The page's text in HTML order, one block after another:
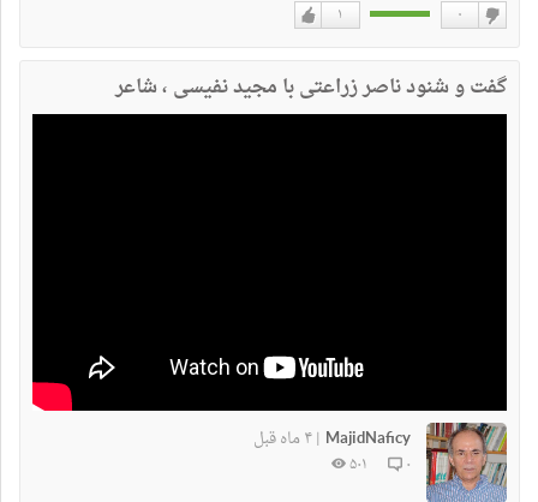
۱ ۰
گفت و شنود ناصر زراعتی با مجید نفیسی ، شاعر
MajidNaficy
|۴ ماه قبل
۰ ۵۰۱